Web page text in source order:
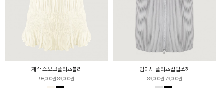
제작 스모크플리츠블라
98,000원89,000원
임이사 플리츠집업조끼
89,000원79,000원